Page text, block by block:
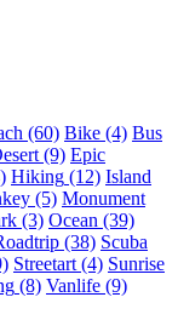
(60) Bike (4) Bus
(9) Epic
Hiking (12) Island
(5) Monument
(3) Ocean (39)
(38) Scuba
Streetart (4) Sunrise
(8) Vanlife (9)